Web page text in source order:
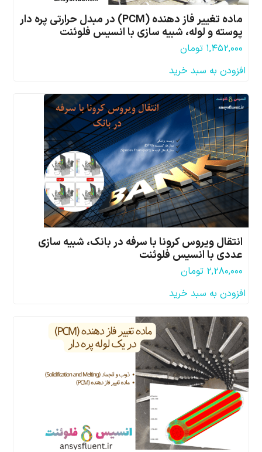
ماده تغییر فاز دهنده (PCM) در مبدل حرارتی پره دار
پوسته و لوله، شبیه سازی با انسیس فلوئنت
۱,۴۵۲,۰۰۰ تومان
افزودن به سبد خرید
انتقال ویروس کرونا با سرفه در بانک، شبیه سازی
عددی با انسیس فلوئنت
۲,۲۸۰,۰۰۰ تومان
افزودن به سبد خرید